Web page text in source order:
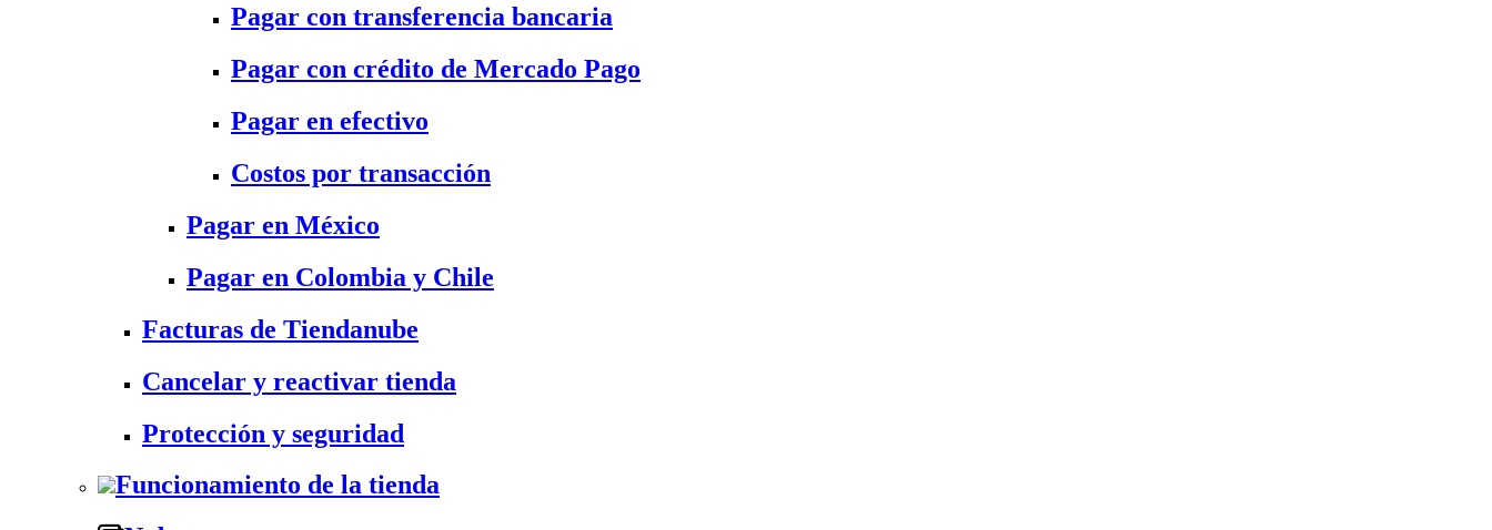
Pagar con transferencia bancaria
Pagar con crédito de Mercado Pago
Pagar en efectivo
Costos por transacción
Pagar en México
Pagar en Colombia y Chile
Facturas de Tiendanube
Cancelar y reactivar tienda
Protección y seguridad
Funcionamiento de la tienda